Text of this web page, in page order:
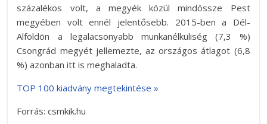
százalékos volt, a megyék közül mindössze Pest
megyében volt ennél jelentősebb. 2015-ben a Dél-
Alföldön a legalacsonyabb munkanélküliség (7,3 %)
Csongrád megyét jellemezte, az országos átlagot (6,8
%) azonban itt is meghaladta.
TOP 100 kiadvány megtekintése »
Forrás: csmkik.hu